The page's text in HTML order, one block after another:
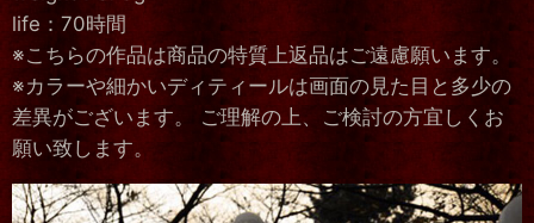
life：70時間
※こちらの作品は商品の特質上返品はご遠慮願います。
※カラーや細かいディティールは画面の見た目と多少の
差異がございます。 ご理解の上、ご検討の方宜しくお
願い致します。